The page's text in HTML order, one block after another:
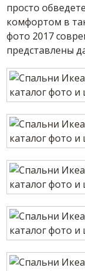
просто
комфортом в
фото 2017
представлены